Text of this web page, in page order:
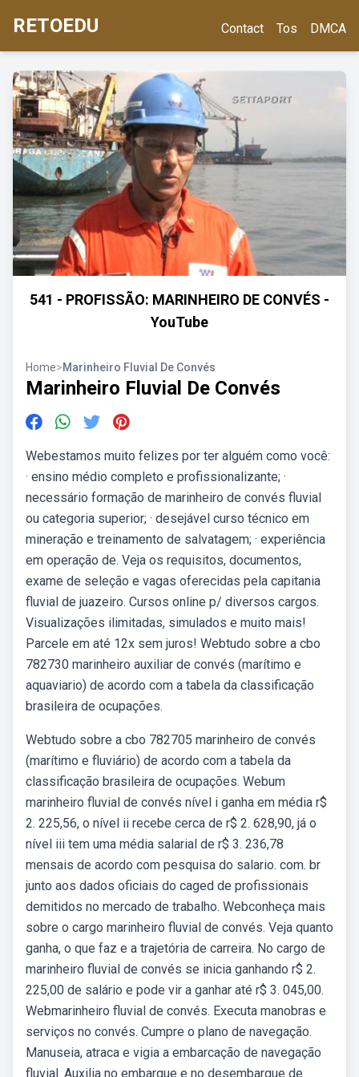
RETOEDU Contact Tos DMCA
541 - PROFISSÃO: MARINHEIRO DE CONVÉS -
YouTube
Home>Marinheiro Fluvial De Convés
Marinheiro Fluvial De Convés
Webestamos muito felizes por ter alguém como você:
· ensino médio completo e profissionalizante; ·
necessário formação de marinheiro de convés fluvial
ou categoria superior; · desejável curso técnico em
mineração e treinamento de salvatagem; · experiência
em operação de. Veja os requisitos, documentos,
exame de seleção e vagas oferecidas pela capitania
fluvial de juazeiro. Cursos online p/ diversos cargos.
Visualizações ilimitadas, simulados e muito mais!
Parcele em até 12x sem juros! Webtudo sobre a cbo
782730 marinheiro auxiliar de convés (marítimo e
aquaviario) de acordo com a tabela da classificação
brasileira de ocupações.
Webtudo sobre a cbo 782705 marinheiro de convés
(marítimo e fluviário) de acordo com a tabela da
classificação brasileira de ocupações. Webum
marinheiro fluvial de convés nível i ganha em média r$
2. 225,56, o nível ii recebe cerca de r$ 2. 628,90, já o
nível iii tem uma média salarial de r$ 3. 236,78
mensais de acordo com pesquisa do salario. com. br
junto aos dados oficiais do caged de profissionais
demitidos no mercado de trabalho. Webconheça mais
sobre o cargo marinheiro fluvial de convés. Veja quanto
ganha, o que faz e a trajetória de carreira. No cargo de
marinheiro fluvial de convés se inicia ganhando r$ 2.
225,00 de salário e pode vir a ganhar até r$ 3. 045,00.
Webmarinheiro fluvial de convés. Executa manobras e
serviços no convés. Cumpre o plano de navegação.
Manuseia, atraca e vigia a embarcação de navegação
fluvial. Auxilia no embarque e no desembarque de